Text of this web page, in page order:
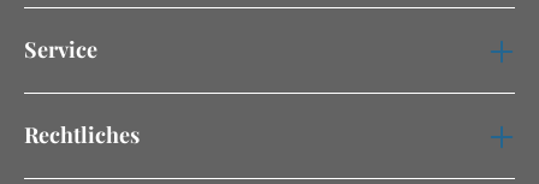
Service
Rechtliches